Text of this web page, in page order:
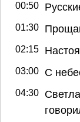
00:50
01:30
02:15
03:00 С
04:30